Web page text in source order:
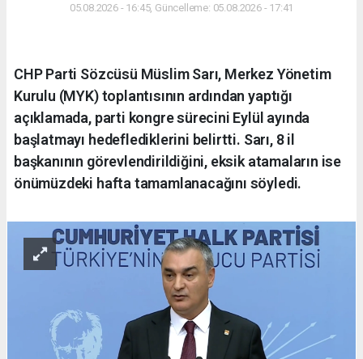
05.08.2026 - 16:45, Güncelleme: 05.08.2026 - 17:41
CHP Parti Sözcüsü Müslim Sarı, Merkez Yönetim
Kurulu (MYK) toplantısının ardından yaptığı
açıklamada, parti kongre sürecini Eylül ayında
başlatmayı hedeflediklerini belirtti. Sarı, 8 il
başkanının görevlendirildiğini, eksik atamaların ise
önümüzdeki hafta tamamlanacağını söyledi.